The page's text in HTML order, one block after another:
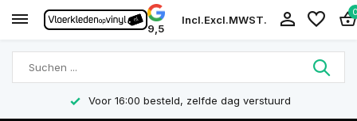
9,5
Incl.Excl.MWST.
Voor 16:00 besteld, zelfde dag verstuurd